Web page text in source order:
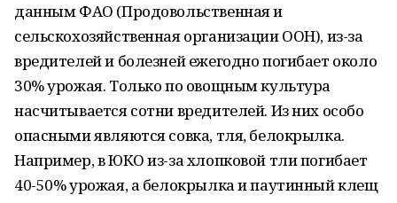
данным ФАО (Продовольственная и
сельскохозяйственная организации ООН), из-за
вредителей и болезней ежегодно погибает около
30% урожая. Только по овощным культура
насчитывается сотни вредителей. Из них особо
опасными являются совка, тля, белокрылка.
Например, в ЮКО из-за хлопковой тли погибает
40-50% урожая, а белокрылка и паутинный клещ